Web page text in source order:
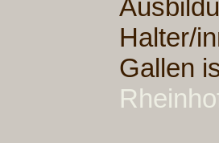
Halter/
Gallen